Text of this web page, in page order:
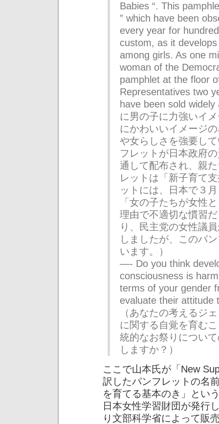
Babies “. This
” which have been
every year for
custom, as it
among girls. As one
woman of the
pamphlet at the floor
Representatives two
have been sold
に男の子に力強いイ
にかわいいイメージ
や女らしさを強要し
フレットが日本政府
通して配布され、親
レットは「新子育て
ットには、日本で３
「女の子たちが女性
理由で不適切な慣習
り、民主党の女性議
しましたが、このパ
います。）
—- Do you think
consciousness is
terms of your gender
evaluate their attitude
（あなたの考えるジ
に関する自覚を育む
統的なお祭りについ
しますか？）
ここで山本氏が「New
訳したパンフレットの名
を育てる基本のき」とい
日本女性学習財団が発行
り文部科学省によって販